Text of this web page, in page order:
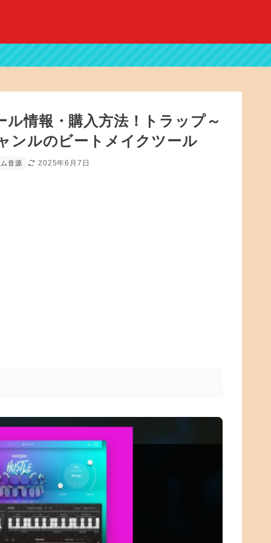
情報・購入方法！トラップ～
ンルのビートメイクツール
音源 2025年6月7日